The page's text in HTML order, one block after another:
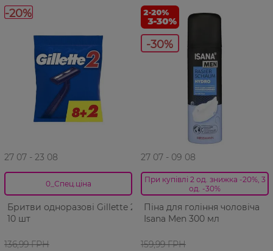
-20%
27 07 - 23 08
0_Спец.ціна
Бритви одноразові Gillette 2
10 шт
136,99 ГРН
-30%
27 07 - 09 08
При купівлі 2 од. знижка -20%, 3
од. -30%
Піна для гоління чоловіча
Isana Men 300 мл
159,99 ГРН